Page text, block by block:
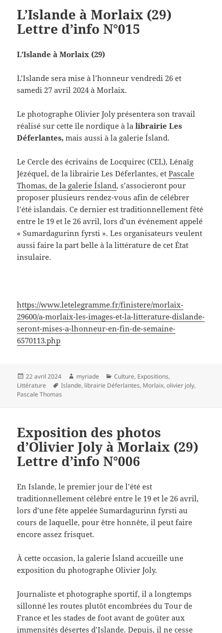
L’Islande à Morlaix (29)
Lettre d’info N°015
L’Islande à Morlaix (29)
L’Islande sera mise à l’honneur vendredi 26 et
samedi 27 avril 2024 à Morlaix.
Le photographe Olivier Joly présentera son travail
réalisé sur cette île nordique à lalibrairie Les
Déferlantes, mais aussi à la galerie Ísland.
Le Cercle des écrivains de Locquirec (CEL), Lénaïg
Jézéquel, de la librairie Les Déferlantes, etPascale
Thomas, de la galerie Ísland, s’associeront pour
proposer plusieurs rendez-vous afin de célébrer
l’été islandais. Ce dernier est traditionnellement fêté
entre le 19 et le 26 avril, lors d’un événement appelé
« Sumardagurinn fyrsti ». Les organisateurs veulent
aussi faire la part belle à la littérature de cet État
insulaire.
https://www.letelegramme.fr/finistere/morlaix-
29600/a-morlaix-les-images-et-la-litterature-dislande-
seront-mises-a-lhonneur-en-fin-de-semaine-
6570113.php
Publié
le
22 avril 2024 Auteur
myriade Catégories
Culture, Expositions,
Littérature
Mots-
clés
Islande, librairie Déferlantes, Morlaix,olivier joly,
Pascale Thomas
Exposition des photos
d’Olivier Joly à Morlaix (29)
Lettre d’info N°006
En Islande, le premier jour de l’été est
traditionnellement célébré entre le 19 et le 26 avril,
lors d’une fête appelée Sumardagurinn fyrsti au
cours de laquelle, pour être honnête, il peut faire
encore assez frisquet.
À cette occasion, la galerie Ísland accueille une
exposition du photographe Olivier Joly.
Journaliste et photographe sportif, il a longtemps
sillonné les routes plutôt encombrées du Tour de
France et les stades de foot avant de goûter aux
immensités désertes d’Islande. Depuis, il ne cesse